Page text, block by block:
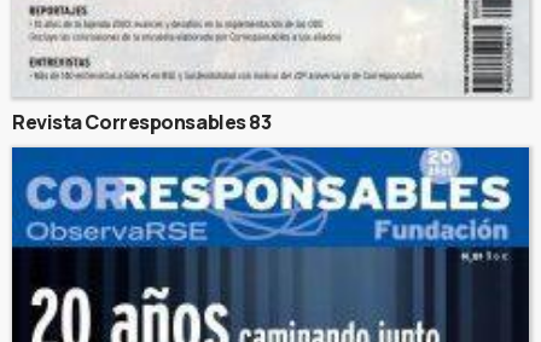
Revista Corresponsables 83